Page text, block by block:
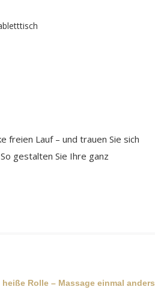
freien Lauf – und trauen Sie sich
gestalten Sie Ihre ganz
heiße Rolle – Massage einmal anders